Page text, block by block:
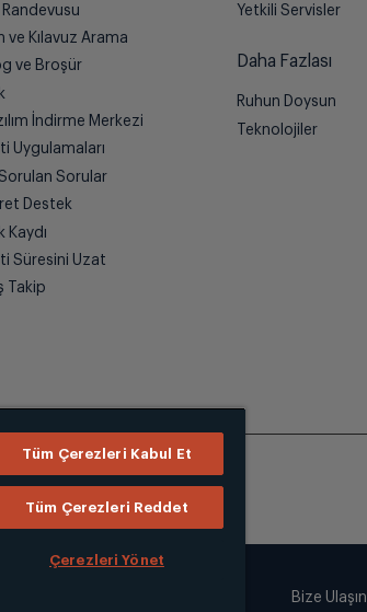
ve Kılavuz Arama
ve Broşür
İndirme Merkezi
Uygulamaları
Sorular
Destek
Kaydı
Süresini Uzat
Takip
Yetkili Servisler
Daha Fazlası
Ruhun Doysun
Teknolojiler
Bize Ulaşın
Tüm Çerezleri Kabul Et
Tüm Çerezleri Reddet
Çerezleri Yönet